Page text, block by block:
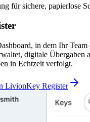
für sichere, papierlose
in dem Ihr Team
digitale Übergaben
in Echtzeit verfolgt.
LivionKey Register